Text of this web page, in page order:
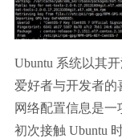
Ubuntu 系统以其
爱好者与开发者
网络配置信息是
初次接触 Ubuntu